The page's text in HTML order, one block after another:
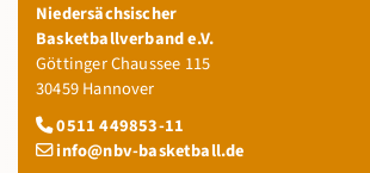
Niedersächsischer
Basketballverband e.V.
Göttinger Chaussee 115
30459 Hannover
0511 449853-11
info@nbv-basketball.de